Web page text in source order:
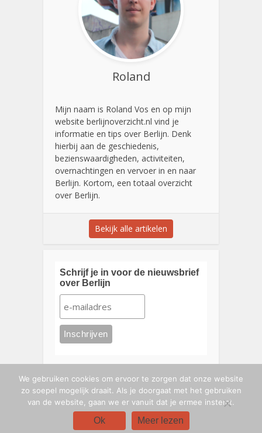
Roland
Mijn naam is Roland Vos en op mijn
website berlijnoverzicht.nl vind je
informatie en tips over Berlijn. Denk
hierbij aan de geschiedenis,
bezienswaardigheden, activiteiten,
overnachtingen en vervoer in en naar
Berlijn. Kortom, een totaal overzicht
over Berlijn.
Bekijk alle artikelen
Schrijf je in voor de nieuwsbrief
over Berlijn
Links Nieuwsbrief Berlijn
We gebruiken cookies om ervoor te zorgen dat onze website
zo soepel mogelijk draait. Als je doorgaat met het gebruiken
van de website, gaan we er vanuit dat je ermee instemt.
Ok Meer lezen